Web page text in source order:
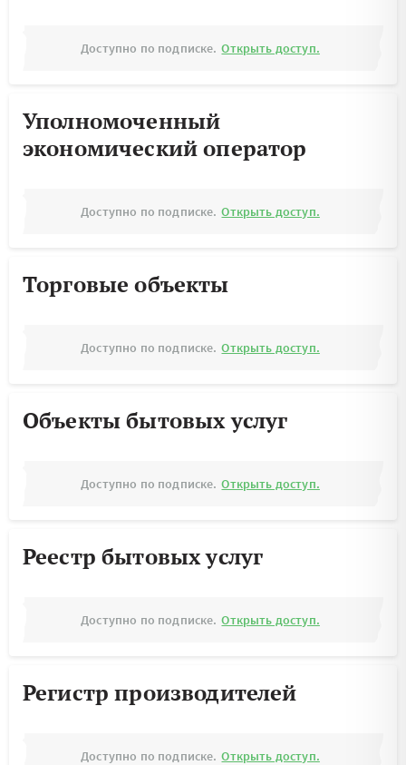
Доступно по подписке. Открыть доступ.
Уполномоченный
экономический оператор
Доступно по подписке. Открыть доступ.
Торговые объекты
Доступно по подписке. Открыть доступ.
Объекты бытовых услуг
Доступно по подписке. Открыть доступ.
Реестр бытовых услуг
Доступно по подписке. Открыть доступ.
Регистр производителей
Доступно по подписке. Открыть доступ.